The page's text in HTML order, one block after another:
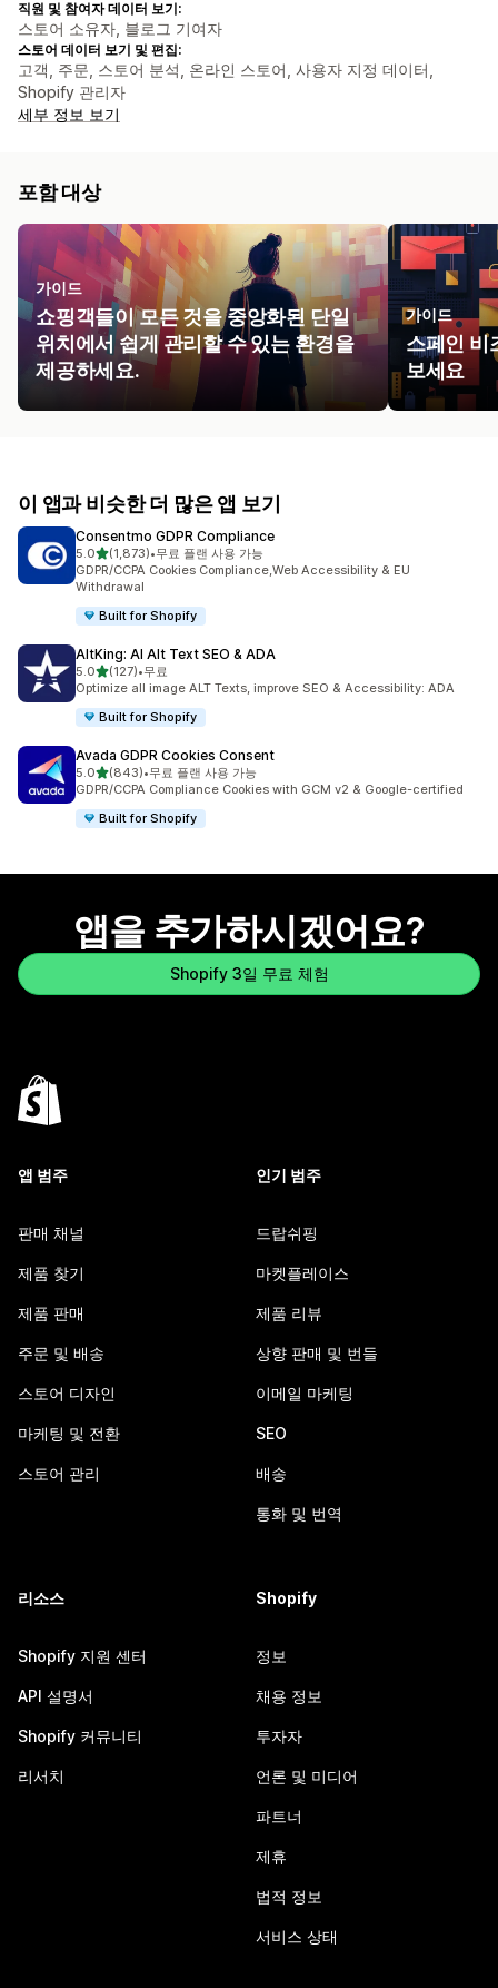
직원 및 참여자 데이터 보기:
스토어 소유자, 블로그 기여자
스토어 데이터 보기 및 편집:
고객, 주문, 스토어 분석, 온라인 스토어, 사용자 지정 데이터,
Shopify 관리자
세부 정보 보기
포함 대상
가이드
쇼핑객들이 모든 것을 중앙화된 단일
위치에서 쉽게 관리할 수 있는 환경을
제공하세요.
가이드
스페인 비
보세요
이 앱과 비슷한 더 많은 앱 보기
Consentmo GDPR Compliance
5.0별 5개 중
(1,873)
총 리뷰 1873개
•무료 플랜 사용 가능
GDPR/CCPA Cookies Compliance,Web Accessibility & EU
Withdrawal
Built for Shopify
AltKing: AI Alt Text SEO & ADA
5.0별 5개 중
(127)
총 리뷰 127개
•무료
Optimize all image ALT Texts, improve SEO & Accessibility: ADA
Built for Shopify
Avada GDPR Cookies Consent
5.0별 5개 중
(843)
총 리뷰 843개
•무료 플랜 사용 가능
GDPR/CCPA Compliance Cookies with GCM v2 & Google-certified
Built for Shopify
앱을 추가하시겠어요?
Shopify 3일 무료 체험
앱 범주
판매 채널
제품 찾기
제품 판매
주문 및 배송
스토어 디자인
마케팅 및 전환
스토어 관리
인기 범주
드랍쉬핑
마켓플레이스
제품 리뷰
상향 판매 및 번들
이메일 마케팅
SEO
배송
통화 및 번역
리소스
Shopify 지원 센터
API 설명서
Shopify 커뮤니티
리서치
Shopify
정보
채용 정보
투자자
언론 및 미디어
파트너
제휴
법적 정보
서비스 상태